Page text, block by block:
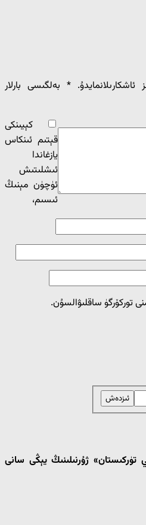
* بەلگىسى بارلار
كېيىنكى
قېتىم ئىنكاس
يازغاندا
ئ‍ىشلىتىش
ئۈچۈن مېنىڭ
ئ‍ىسىم،
توركۆرگۈ ساقلىۋالسۇن.
ژۇرنىلىنىڭ يېڭى سانى